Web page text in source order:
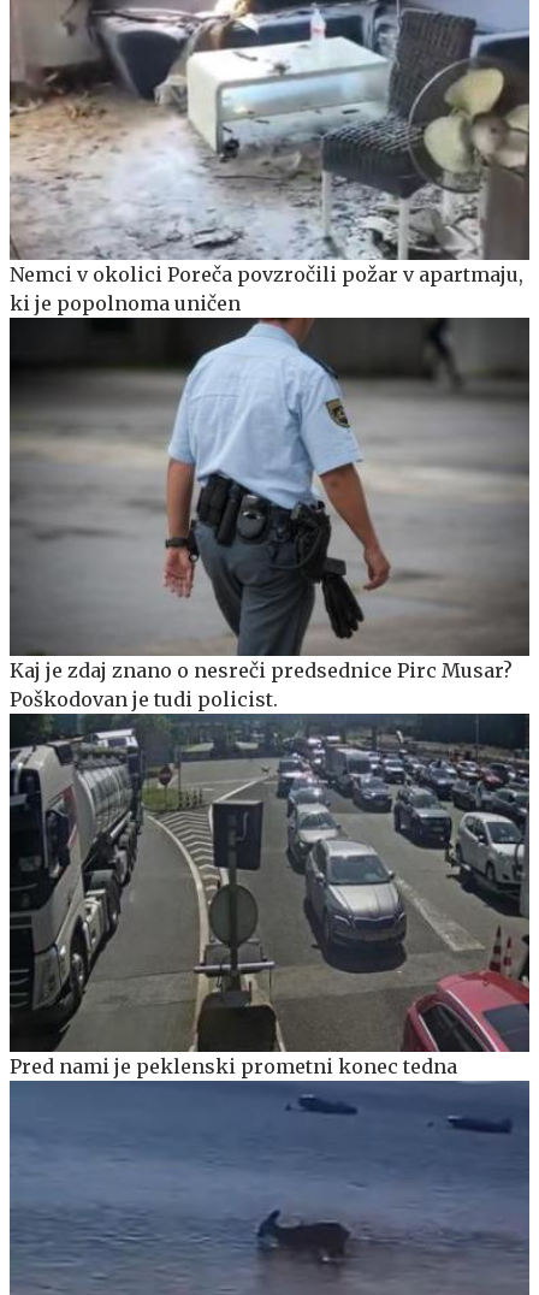
Nemci v okolici Poreča povzročili požar v apartmaju,
ki je popolnoma uničen
Kaj je zdaj znano o nesreči predsednice Pirc Musar?
Poškodovan je tudi policist.
Pred nami je peklenski prometni konec tedna